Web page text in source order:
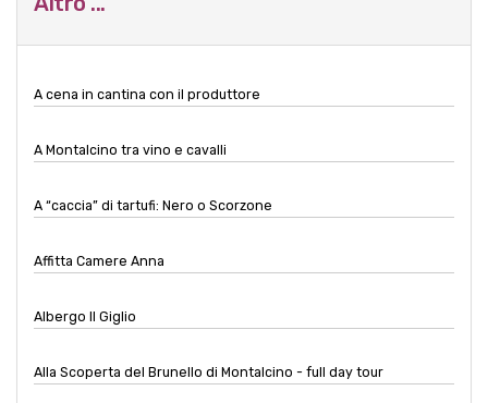
A cena in cantina con il produttore
A Montalcino tra vino e cavalli
A “caccia” di tartufi: Nero o Scorzone
Affitta Camere Anna
Albergo Il Giglio
Alla Scoperta del Brunello di Montalcino - full day tour